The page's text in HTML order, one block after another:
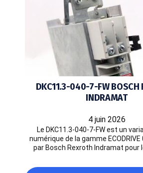
DKC11.3-040-7-FW BOSCH
INDRAMAT
4 juin 2026
Le DKC11.3-040-7-FW est un
numérique de la gamme
par Bosch Rexroth Indramat pour